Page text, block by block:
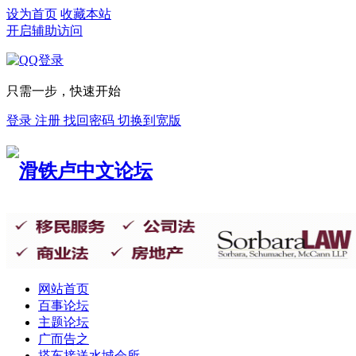
设为首页 收藏本站
开启辅助访问
只需一步，快速开始
登录 注册 找回密码 切换到宽版
网站首页
百事论坛
主题论坛
广而告之